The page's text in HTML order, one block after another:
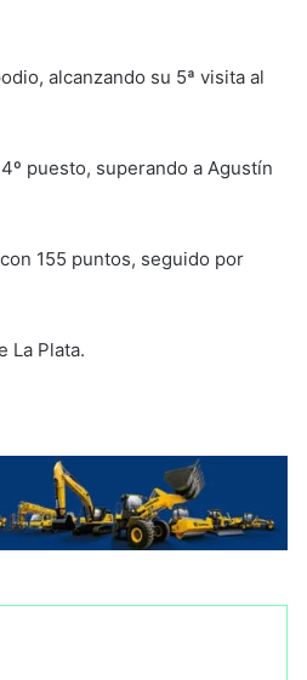
alcanzando su 5ª visita al
puesto, superando a Agustín
155 puntos, seguido por
La Plata.